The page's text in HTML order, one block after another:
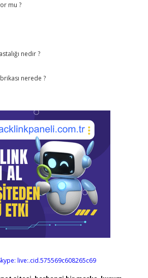
mu ?
nedir ?
nerede ?
live:.cid.575569c608265c69